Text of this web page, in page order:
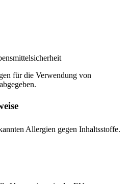
für die Verwendung von
Allergien gegen Inhaltsstoffe.